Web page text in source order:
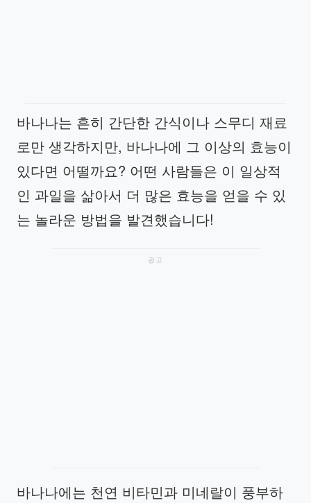
바나나는 흔히 간단한 간식이나 스무디 재료
로만 생각하지만, 바나나에 그 이상의 효능이
있다면 어떨까요? 어떤 사람들은 이 일상적
인 과일을 삶아서 더 많은 효능을 얻을 수 있
는 놀라운 방법을 발견했습니다!
광고
바나나에는 천연 비타민과 미네랄이 풍부하